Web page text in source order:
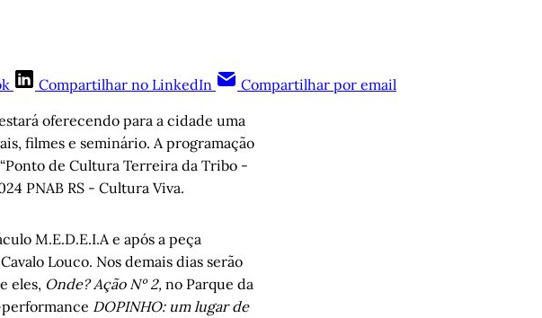
Compartilhar no LinkedIn Compartilhar por email
oferecendo para a cidade uma
filmes e seminário. A programação
de Cultura Terreira da Tribo -
PNAB RS - Cultura Viva.
M.E.D.E.I.A e após a peça
Louco. Nos demais dias serão
eles, Onde? Ação Nº 2, no Parque da
DOPINHO: um lugar de